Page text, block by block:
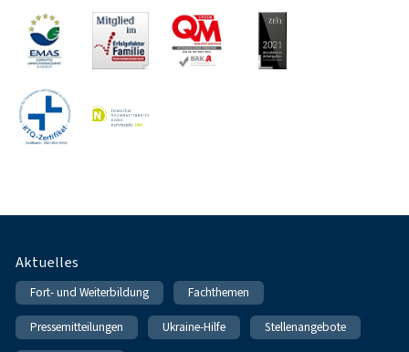
Fußnavigation
Aktuelles
Fort- und Weiterbildung Fachthemen
Pressemitteilungen Ukraine-Hilfe Stellenangebote